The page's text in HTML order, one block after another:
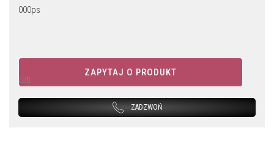
000ps
ZAPYTAJ O PRODUKT
LUB
ZADZWOŃ